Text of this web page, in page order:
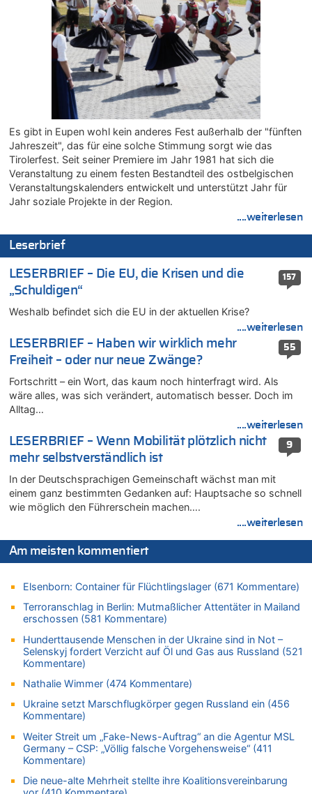
Politischer Eklat bei der Gedenkfeier in Marcinelle – Meloni:
„Schwerwiegende und beschämende Geste“
09.08.2026 - 19:21 von Woke ist vorbei zu
Gigantische Marienstatue in Polen – Größer als die Christus-
Figur in Rio – Kitsch, Kunst oder Religion?
09.08.2026 - 19:09 von Marcel Scholzen Eimerscheid zu
Gigantische Marienstatue in Polen – Größer als die Christus-
Figur in Rio – Kitsch, Kunst oder Religion?
09.08.2026 - 19:01 von die Wahrheit zu
Politischer Eklat bei der Gedenkfeier in Marcinelle – Meloni:
„Schwerwiegende und beschämende Geste“
09.08.2026 - 18:54 von Pierre zu
Politischer Eklat bei der Gedenkfeier in Marcinelle – Meloni:
„Schwerwiegende und beschämende Geste“
Zurück an den Rhein: Hendrich wechselt zum 1. FC Köln
09.08.2026 - 18:12 von Dax zu
Politischer Eklat bei der Gedenkfeier in Marcinelle – Meloni:
„Schwerwiegende und beschämende Geste“
09.08.2026 - 17:58 von Wolfgang2 zu
Kollision zwischen Autofahrer und Radfahrer an RAVeL-Weg
09.08.2026 - 17:22 von Hugo Egon Bernhard von Sinnen zu
Politischer Eklat bei der Gedenkfeier in Marcinelle – Meloni:
„Schwerwiegende und beschämende Geste“
09.08.2026 - 17:18 von WK zu
Politischer Eklat bei der Gedenkfeier in Marcinelle – Meloni:
„Schwerwiegende und beschämende Geste“
09.08.2026 - 17:12 von Hugo Egon Bernhard von Sinnen zu
Belgier knackt Jackpot bei Lotterie EuroMillions und gewinnt
mehr als 111 Millionen €
09.08.2026 - 16:56 von Joseph Meyer zu
LESERBRIEF – Haben wir wirklich mehr Freiheit – oder nur
neue Zwänge?
Politischer Eklat bei der Gedenkfeier in Marcinelle – Meloni:
„Schwerwiegende und beschämende Geste“
LESERBRIEF – Haben wir wirklich mehr Freiheit – oder nur
neue Zwänge?
09.08.2026 - 16:36 von Alibaba zu
Politischer Eklat bei der Gedenkfeier in Marcinelle – Meloni:
„Schwerwiegende und beschämende Geste“
09.08.2026 - 16:25 von HarryderBelgier zu
Belgier knackt Jackpot bei Lotterie EuroMillions und gewinnt
09.08.2026 - 16:23 von Niedriglohnsektor zu
„Schwerwiegende und beschämende Geste“
09.08.2026 - 16:23 von Der Patriot zu
In Belgien missachten zwei von drei Autofahrern das
Tempolimit in 30er-Zonen – Untersuchung von Vias
Es gibt in Eupen wohl kein anderes Fest außerhalb der "fünften
Jahreszeit", das für eine solche Stimmung sorgt wie das
Tirolerfest. Seit seiner Premiere im Jahr 1981 hat sich die
Veranstaltung zu einem festen Bestandteil des ostbelgischen
Veranstaltungskalenders entwickelt und unterstützt Jahr für
Jahr soziale Projekte in der Region.
....weiterlesen
Leserbrief
157
LESERBRIEF – Die EU, die Krisen und die
„Schuldigen“
Weshalb befindet sich die EU in der aktuellen Krise?
....weiterlesen
55
LESERBRIEF – Haben wir wirklich mehr
Freiheit – oder nur neue Zwänge?
Fortschritt – ein Wort, das kaum noch hinterfragt wird. Als
wäre alles, was sich verändert, automatisch besser. Doch im
Alltag…
....weiterlesen
9
LESERBRIEF – Wenn Mobilität plötzlich nicht
mehr selbstverständlich ist
In der Deutschsprachigen Gemeinschaft wächst man mit
einem ganz bestimmten Gedanken auf: Hauptsache so schnell
wie möglich den Führerschein machen….
....weiterlesen
Am meisten kommentiert
Elsenborn: Container für Flüchtlingslager (671 Kommentare)
Terroranschlag in Berlin: Mutmaßlicher Attentäter in Mailand
erschossen (581 Kommentare)
Hunderttausende Menschen in der Ukraine sind in Not –
Selenskyj fordert Verzicht auf Öl und Gas aus Russland (521
Kommentare)
Nathalie Wimmer (474 Kommentare)
Ukraine setzt Marschflugkörper gegen Russland ein (456
Kommentare)
Weiter Streit um „Fake-News-Auftrag“ an die Agentur MSL
Germany – CSP: „Völlig falsche Vorgehensweise“ (411
Kommentare)
Die neue-alte Mehrheit stellte ihre Koalitionsvereinbarung